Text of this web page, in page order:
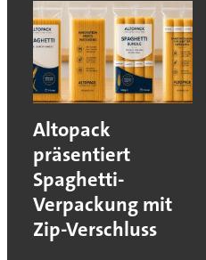
Altopack
präsentiert
Spaghetti-
Verpackung mit
Zip-Verschluss